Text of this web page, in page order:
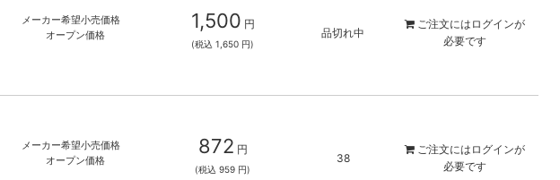
メーカー希望小売価格
オープン価格
1,500 円
(税込 1,650 円)
品切れ中
ご注文には ログインが
必要です
メーカー希望小売価格
オープン価格
872 円
(税込 959 円)
38
ご注文には ログインが
必要です